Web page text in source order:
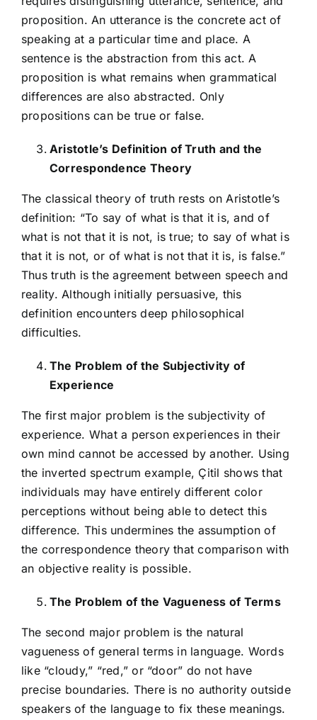
proposition. An utterance is the concrete act of
speaking at a particular time and place. A
sentence is the abstraction from this act. A
proposition is what remains when grammatical
differences are also abstracted. Only
propositions can be true or false.
Aristotle’s Definition of Truth and the
Correspondence Theory
The classical theory of truth rests on Aristotle’s
definition: “To say of what is that it is, and of
what is not that it is not, is true; to say of what is
that it is not, or of what is not that it is, is false.”
Thus truth is the agreement between speech and
reality. Although initially persuasive, this
definition encounters deep philosophical
difficulties.
The Problem of the Subjectivity of
Experience
The first major problem is the subjectivity of
experience. What a person experiences in their
own mind cannot be accessed by another. Using
the inverted spectrum example, Çitil shows that
individuals may have entirely different color
perceptions without being able to detect this
difference. This undermines the assumption of
the correspondence theory that comparison with
an objective reality is possible.
The Problem of the Vagueness of Terms
The second major problem is the natural
vagueness of general terms in language. Words
like “cloudy,” “red,” or “door” do not have
precise boundaries. There is no authority outside
speakers of the language to fix these meanings.